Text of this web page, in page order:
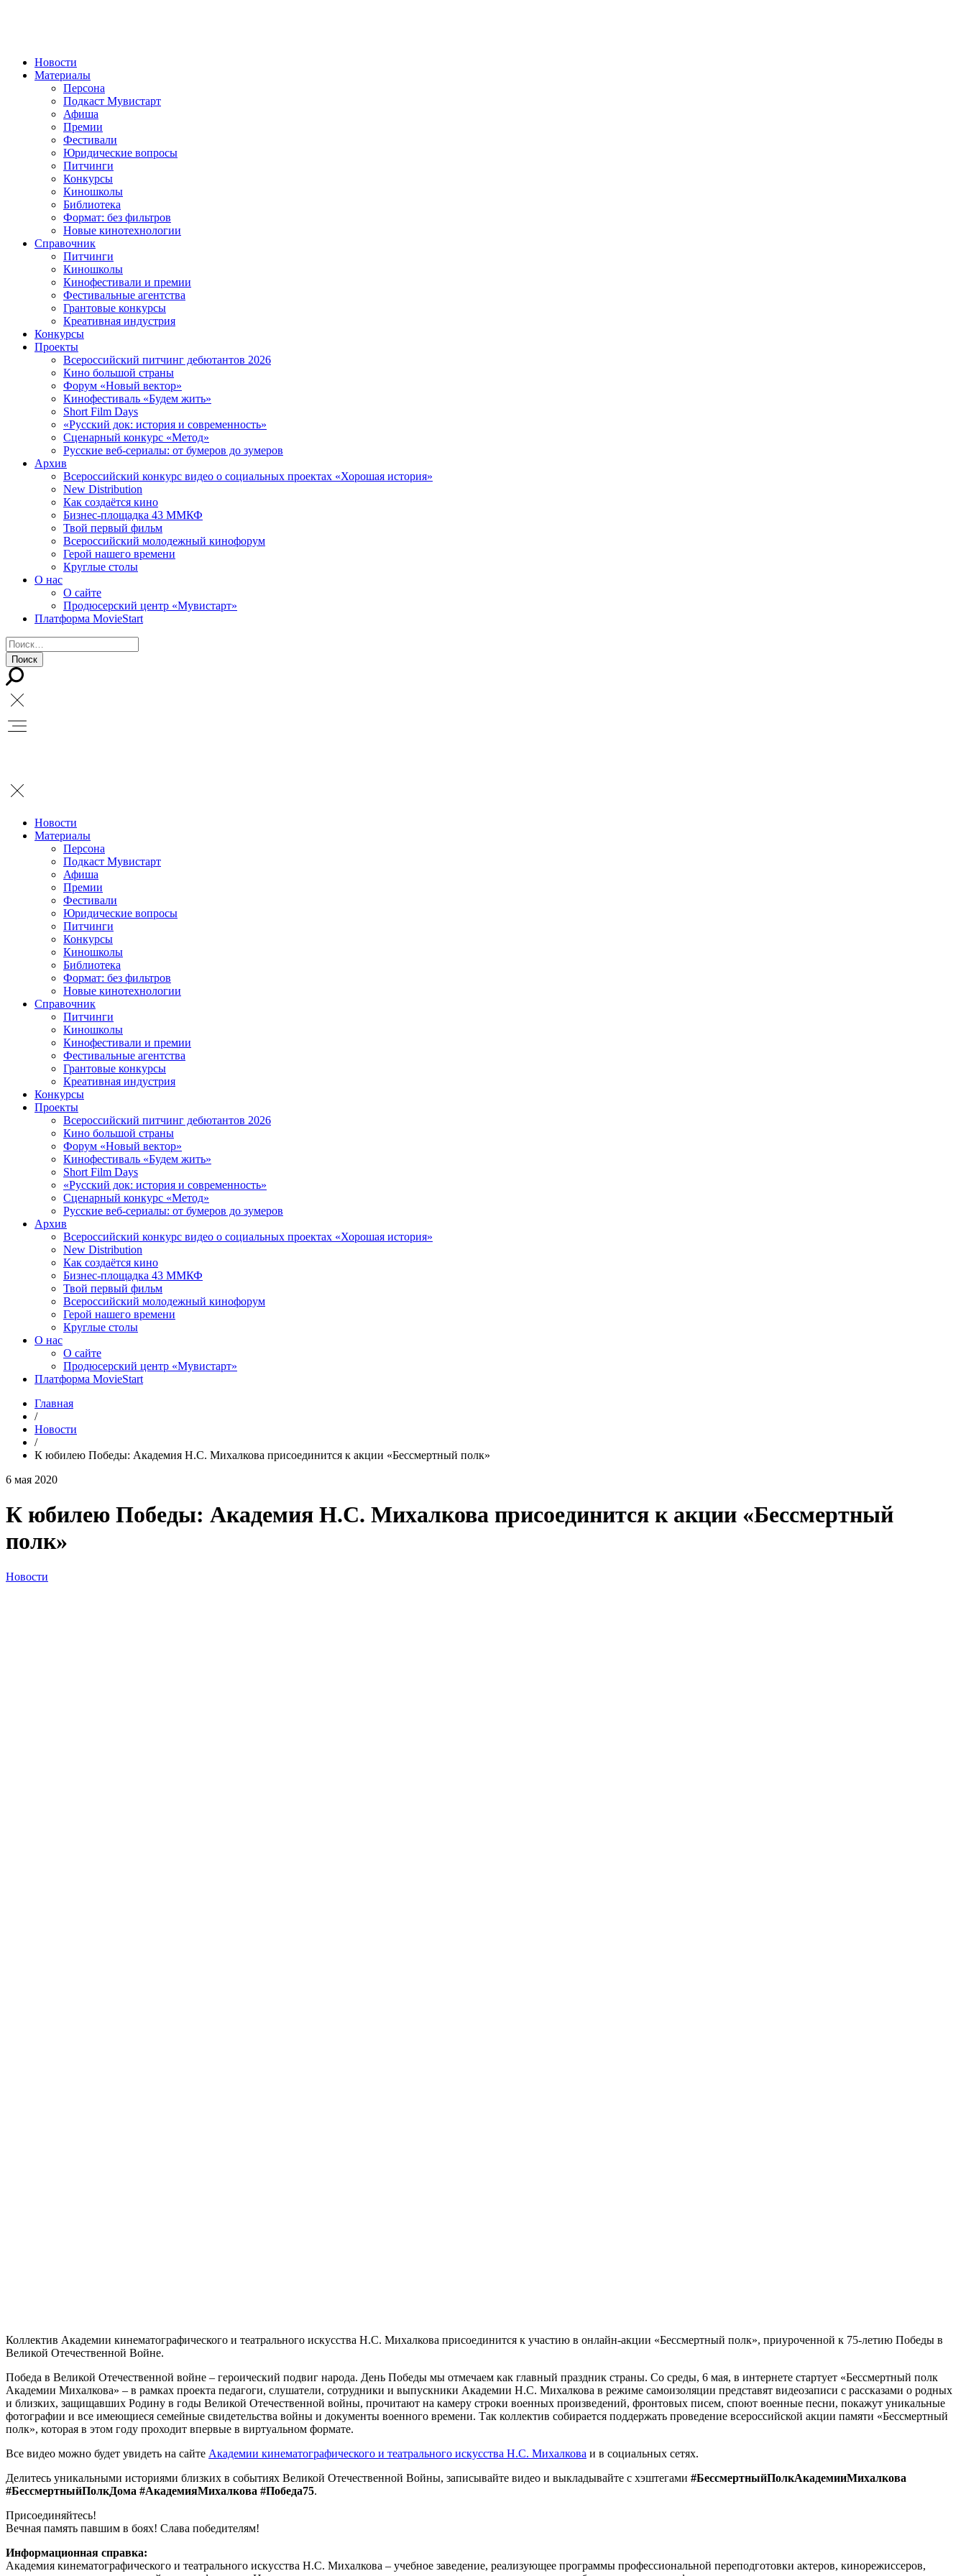
Новости
Материалы
Персона
Подкаст Мувистарт
Афиша
Премии
Фестивали
Юридические вопросы
Питчинги
Конкурсы
Киношколы
Библиотека
Формат: без фильтров
Новые кинотехнологии
Справочник
Питчинги
Киношколы
Кинофестивали и премии
Фестивальные агентства
Грантовые конкурсы
Креативная индустрия
Конкурсы
Проекты
Всероссийский питчинг дебютантов 2026
Кино большой страны
Форум «Новый вектор»
Кинофестиваль «Будем жить»
Short Film Days
«Русский док: история и современность»
Сценарный конкурс «Метод»
Русские веб-сериалы: от бумеров до зумеров
Архив
Всероссийский конкурс видео о социальных проектах «Хорошая история»
New Distribution
Как создаётся кино
Бизнес-площадка 43 ММКФ
Твой первый фильм
Всероссийский молодежный кинофорум
Герой нашего времени
Круглые столы
О нас
О сайте
Продюсерский центр «Мувистарт»
Платформа MovieStart
Новости
Материалы
Персона
Подкаст Мувистарт
Афиша
Премии
Фестивали
Юридические вопросы
Питчинги
Конкурсы
Киношколы
Библиотека
Формат: без фильтров
Новые кинотехнологии
Справочник
Питчинги
Киношколы
Кинофестивали и премии
Фестивальные агентства
Грантовые конкурсы
Креативная индустрия
Конкурсы
Проекты
Всероссийский питчинг дебютантов 2026
Кино большой страны
Форум «Новый вектор»
Кинофестиваль «Будем жить»
Short Film Days
«Русский док: история и современность»
Сценарный конкурс «Метод»
Русские веб-сериалы: от бумеров до зумеров
Архив
Всероссийский конкурс видео о социальных проектах «Хорошая история»
New Distribution
Как создаётся кино
Бизнес-площадка 43 ММКФ
Твой первый фильм
Всероссийский молодежный кинофорум
Герой нашего времени
Круглые столы
О нас
О сайте
Продюсерский центр «Мувистарт»
Платформа MovieStart
Главная
/
Новости
/
К юбилею Победы: Академия Н.С. Михалкова присоединится к акции «Бессмертный полк»
6 мая 2020
К юбилею Победы: Академия Н.С. Михалкова присоединится к акции «Бессмертный
полк»
Новости
Коллектив Академии кинематографического и театрального искусства Н.С. Михалкова присоединится к участию в онлайн-акции «Бессмертный полк», приуроченной к 75-летию Победы в
Великой Отечественной Войне.
Победа в Великой Отечественной войне – героический подвиг народа. День Победы мы отмечаем как главный праздник страны. Со среды, 6 мая, в интернете стартует «Бессмертный полк
Академии Михалкова» – в рамках проекта педагоги, слушатели, сотрудники и выпускники Академии Н.С. Михалкова в режиме самоизоляции представят видеозаписи с рассказами о родных
и близких, защищавших Родину в годы Великой Отечественной войны, прочитают на камеру строки военных произведений, фронтовых писем, споют военные песни, покажут уникальные
фотографии и все имеющиеся семейные свидетельства войны и документы военного времени. Так коллектив собирается поддержать проведение всероссийской акции памяти «Бессмертный
полк», которая в этом году проходит впервые в виртуальном формате.
Все видео можно будет увидеть на сайте Академии кинематографического и театрального искусства Н.С. Михалкова и в социальных сетях.
Делитесь уникальными историями близких в событиях Великой Отечественной Войны, записывайте видео и выкладывайте с хэштегами #БессмертныйПолкАкадемииМихалкова
#БессмертныйПолкДома #АкадемияМихалкова #Победа75.
Присоединяйтесь!
Вечная память павшим в боях! Слава победителям!
Информационная справка:
Академия кинематографического и театрального искусства Н.С. Михалкова – учебное заведение, реализующее программы профессиональной переподготовки актеров, кинорежиссеров,